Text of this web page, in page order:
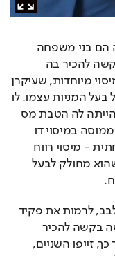
על פי פקודת מס הכנסה, חברה שחבריה הם בני משפחה
ושלושה חודשים מיום היווסדה הוגשה בקשה להכיר בה
כחברה משפחתית, יחולו עליה הוראות מיסוי מיוחדות, שעיקרן
היותה "שקופה" וחישוב המס יתבצע אצל בעל המניות עצמו. לו
הייתה חברת א.ל.ע.א חברת משפחתית הייתה לה הטבת מס
בגין רווחי ההון, כיוון שרווח ההון לא היה ממוסה במיסוי דו
שלבי, כפי שממוסה חברה שאינה משפחתית - מיסוי רווח
ההון בחברה ואחר כך, מיסוי הדיבידנד כשהוא מחולק לבעל
לאחר חודש יוני 2015, החליטו ברוש ובר לבב, לרמות את פקיד
השומה על ידי יצירת מצג כוזב לפיו הוגשה בקשה להכיר
בחברה כחברה משפחתית במועד. לצורך כך, זייפו השניים,